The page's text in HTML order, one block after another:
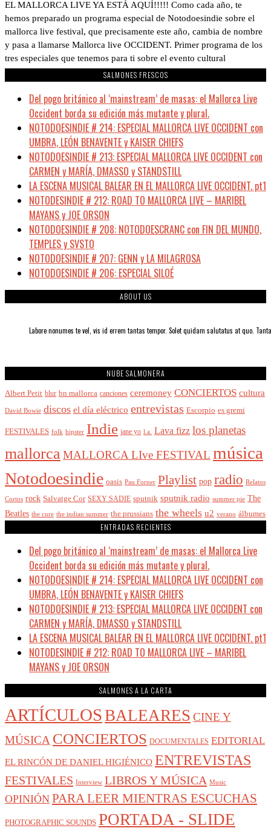
EL MALLORCA LIVE YA ESTÁ AQUÍ!!!!! Como cada año, te
hemos preparado un programa especial de Notodoesindie sobre el
mallorca live festival, que precisamente este año, cambia de nombre
y pasa a llamarse Mallorca live OCCIDENT. Primer programa de los
tres especiales que tenemos para ti sobre el evento cultural
SALMONES FRESCOS
Del pogo británico al ‘mainstream’ de masas: el Mallorca Live
Occident borda su edición más mutante y plural.
NOTODOESINDIE # 214: ESPECIAL MALLORCA LIVE OCCIDENT con
UMBRA, LEÓN BENAVENTE y KAISER CHIEFS
NOTODOESINDIE # 213: ESPECIAL MALLORCA LIVE OCCIDENT con
CARMEN y MARÍA, DMASSO y STANDSTILL
LA ESCENA MUSICAL BALEAR EN EL MALLORCA LIVE OCCIDENT. pt1
NOTODESINDIE # 212: ROAD TO MALLORCA LIVE – MARIBEL
MAYANS y JOE ORSON
NOTODOESINDIE # 208: NOTODOESCRANC con FIN DEL MUNDO,
TEMPLES y SVSTO
NOTODOESINDIE # 207: GENN y LA MILAGROSA
NOTODOESINDIE # 206: ESPECIAL SILOÉ
ABOUT US
Labore nonumes te vel, vis id errem tantas tempor. Solet quidam salutatus at quo.
NUBE SALMONERA
Albert Petit blur bn mallorca canciones ceremoney CONCIERTOS cultura
David Bowie discos el día eléctrico entrevistas Escorpio es gremi
FESTIVALES folk hipster Indie jane yo l.a. Lava fizz los planetas
mallorca MALLORCA LIve FESTIVAL música
Notodoesindie oasis Pau Forner Playlist pop radio Relatos
Cortos rock Salvatge Cor SEXY SADIE sputnik sputnik radio summer pie The
Beatles the cure the indian summer the prussians the wheels u2 verano álbumes
ENTRADAS RECIENTES
Del pogo británico al ‘mainstream’ de masas: el Mallorca Live
Occident borda su edición más mutante y plural.
NOTODOESINDIE # 214: ESPECIAL MALLORCA LIVE OCCIDENT con
UMBRA, LEÓN BENAVENTE y KAISER CHIEFS
NOTODOESINDIE # 213: ESPECIAL MALLORCA LIVE OCCIDENT con
CARMEN y MARÍA, DMASSO y STANDSTILL
LA ESCENA MUSICAL BALEAR EN EL MALLORCA LIVE OCCIDENT. pt1
NOTODESINDIE # 212: ROAD TO MALLORCA LIVE – MARIBEL
MAYANS y JOE ORSON
SALMONES A LA CARTA
ARTÍCULOSBALEARES CINE Y
MÚSICA CONCIERTOS DOCUMENTALES EDITORIAL
EL RINCÓN DE DANIEL HIGIÉNICO ENTREVISTAS
FESTIVALES Interview LIBROS Y MÚSICA Music
OPINIÓN PARA LEER MIENTRAS ESCUCHAS
PHOTOGRAPHIC SOUNDS PORTADA - SLIDE